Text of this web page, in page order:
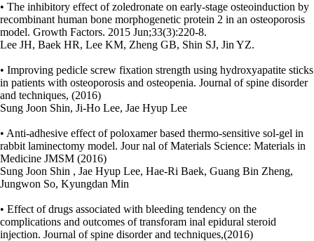
• The inhibitory effect of zoledronate on early-stage osteoinduction by
recombinant human bone morphogenetic protein 2 in an osteoporosis
model. Growth Factors. 2015 Jun;33(3):220-8.
Lee JH, Baek HR, Lee KM, Zheng GB, Shin SJ, Jin YZ.
• Improving pedicle screw fixation strength using hydroxyapatite sticks
in patients with osteoporosis and osteopenia. Journal of spine disorder
and techniques, (2016)
Sung Joon Shin, Ji-Ho Lee, Jae Hyup Lee
• Anti-adhesive effect of poloxamer based thermo-sensitive sol-gel in
rabbit laminectomy model. Jour nal of Materials Science: Materials in
Medicine JMSM (2016)
Sung Joon Shin , Jae Hyup Lee, Hae-Ri Baek, Guang Bin Zheng,
Jungwon So, Kyungdan Min
• Effect of drugs associated with bleeding tendency on the
complications and outcomes of transforam inal epidural steroid
injection. Journal of spine disorder and techniques,(2016)